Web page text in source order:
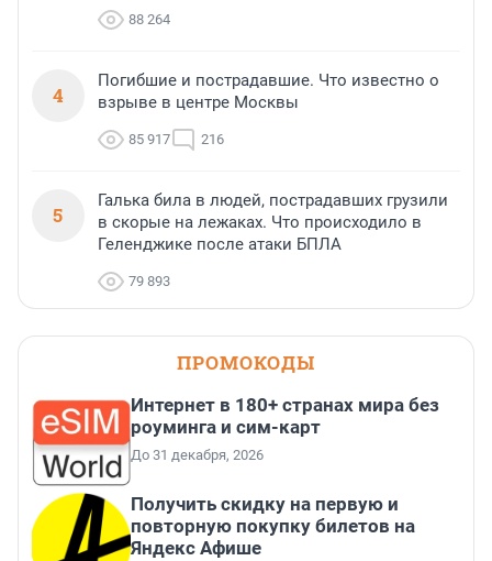
88 264
4
Погибшие и пострадавшие. Что известно о
взрыве в центре Москвы
85 917 216
5
Галька била в людей, пострадавших грузили
в скорые на лежаках. Что происходило в
Геленджике после атаки БПЛА
79 893
ПРОМОКОДЫ
Интернет в 180+ странах мира без
роуминга и сим-карт
До 31 декабря, 2026
Получить скидку на первую и
повторную покупку билетов на
Яндекс Афише